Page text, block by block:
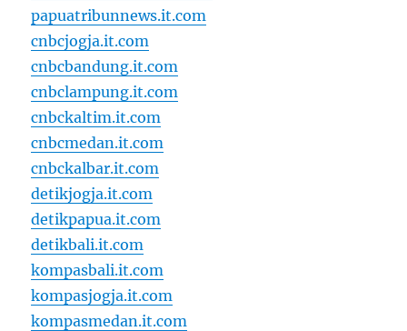
papuatribunnews.it.com
cnbcjogja.it.com
cnbcbandung.it.com
cnbclampung.it.com
cnbckaltim.it.com
cnbcmedan.it.com
cnbckalbar.it.com
detikjogja.it.com
detikpapua.it.com
detikbali.it.com
kompasbali.it.com
kompasjogja.it.com
kompasmedan.it.com